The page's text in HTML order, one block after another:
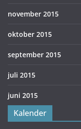
november 2015
oktober 2015
september 2015
juli 2015
juni 2015
Kalender